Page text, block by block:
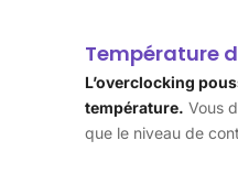
Température
L’overclocking
température. Vous
que le niveau de